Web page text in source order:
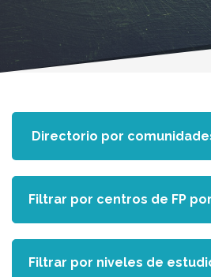
Filtrar por centros de FP
Filtrar por niveles de